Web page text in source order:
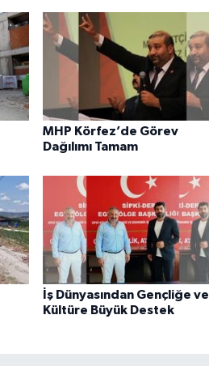
MHP Körfez’de Görev
Dağılımı Tamam
İş Dünyasından Gençliğe ve
Kültüre Büyük Destek